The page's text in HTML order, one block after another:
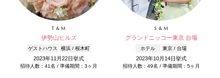
T & M
伊勢山ヒルズ
ゲストハウス 横浜 / 桜木町
2023年11月22日挙式
招待人数：41名 / 準備期間：3ヶ月
S & M
グランドニッコー東京 台場
ホテル 東京 / 台場
2023年10月14日挙式
招待人数：49名 / 準備期間：5ヶ月